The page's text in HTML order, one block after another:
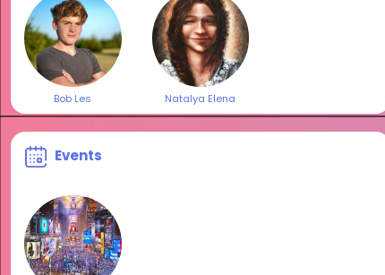
Bob Les Natalya Elena
Events